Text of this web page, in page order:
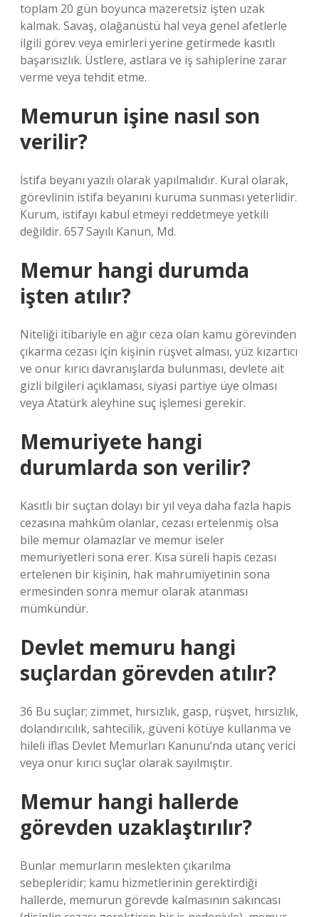
toplam 20 gün boyunca mazeretsiz işten uzak
kalmak. Savaş, olağanüstü hal veya genel afetlerle
ilgili görev veya emirleri yerine getirmede kasıtlı
başarısızlık. Üstlere, astlara ve iş sahiplerine zarar
verme veya tehdit etme.
Memurun işine nasıl son
verilir?
İstifa beyanı yazılı olarak yapılmalıdır. Kural olarak,
görevlinin istifa beyanını kuruma sunması yeterlidir.
Kurum, istifayı kabul etmeyi reddetmeye yetkili
değildir. 657 Sayılı Kanun, Md.
Memur hangi durumda
işten atılır?
Niteliği itibariyle en ağır ceza olan kamu görevinden
çıkarma cezası için kişinin rüşvet alması, yüz kızartıcı
ve onur kırıcı davranışlarda bulunması, devlete ait
gizli bilgileri açıklaması, siyasi partiye üye olması
veya Atatürk aleyhine suç işlemesi gerekir.
Memuriyete hangi
durumlarda son verilir?
Kasıtlı bir suçtan dolayı bir yıl veya daha fazla hapis
cezasına mahkûm olanlar, cezası ertelenmiş olsa
bile memur olamazlar ve memur iseler
memuriyetleri sona erer. Kısa süreli hapis cezası
ertelenen bir kişinin, hak mahrumiyetinin sona
ermesinden sonra memur olarak atanması
mümkündür.
Devlet memuru hangi
suçlardan görevden atılır?
36 Bu suçlar; zimmet, hırsızlık, gasp, rüşvet, hırsızlık,
dolandırıcılık, sahtecilik, güveni kötüye kullanma ve
hileli iflas Devlet Memurları Kanunu’nda utanç verici
veya onur kırıcı suçlar olarak sayılmıştır.
Memur hangi hallerde
görevden uzaklaştırılır?
Bunlar memurların meslekten çıkarılma
sebepleridir; kamu hizmetlerinin gerektirdiği
hallerde, memurun görevde kalmasının sakıncası